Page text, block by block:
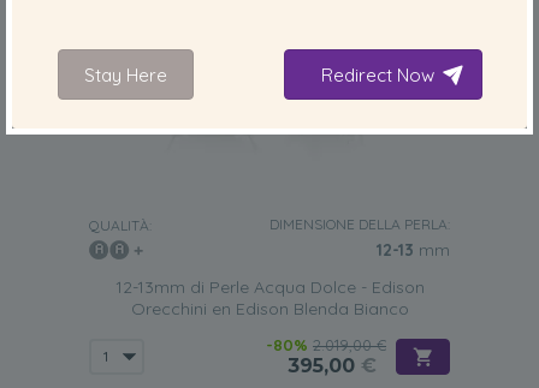
QUALITÀ: DIMENSIONE DELLA PERLA:
12-13 mm
12-13mm di Perle Acqua Dolce - Edison
Orecchini en Edison Blenda Bianco
-80% 2.019,00 €
395,00 €
Stay Here Redirect Now